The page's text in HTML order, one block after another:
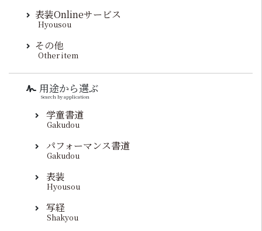
表装Onlineサービス
Hyousou
その他
Other item
用途から選ぶ
Search by application
学童書道
Gakudou
パフォーマンス書道
Gakudou
表装
Hyousou
写経
Shakyou